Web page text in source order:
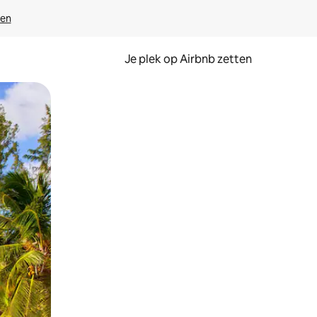
Je plek op Airbnb zetten
of swipen.